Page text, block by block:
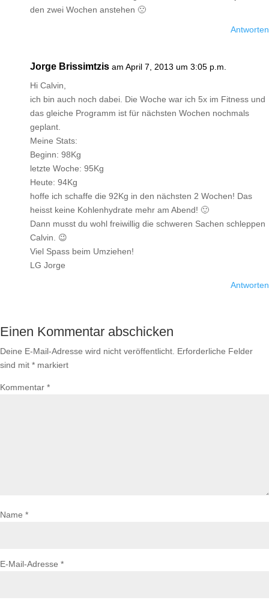
den zwei Wochen anstehen 🙁
Antworten
Jorge Brissimtzis am April 7, 2013 um 3:05 p.m.
Hi Calvin,
ich bin auch noch dabei. Die Woche war ich 5x im Fitness und
das gleiche Programm ist für nächsten Wochen nochmals
geplant.
Meine Stats:
Beginn: 98Kg
letzte Woche: 95Kg
Heute: 94Kg
hoffe ich schaffe die 92Kg in den nächsten 2 Wochen! Das
heisst keine Kohlenhydrate mehr am Abend! 🙂
Dann musst du wohl freiwillig die schweren Sachen schleppen
Calvin. 😉
Viel Spass beim Umziehen!
LG Jorge
Antworten
Einen Kommentar abschicken
Deine E-Mail-Adresse wird nicht veröffentlicht. Erforderliche Felder
sind mit * markiert
Kommentar *
Name *
E-Mail-Adresse *